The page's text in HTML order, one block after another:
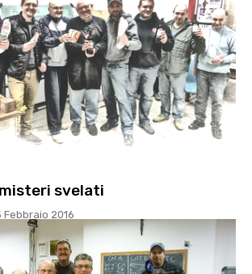
misteri svelati
Febbraio 2016